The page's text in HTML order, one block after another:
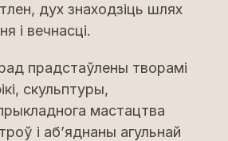
дух знаходзіць шлях
і вечнасці.
прадстаўлены творамі
скульптуры,
мастацтва
і аб’яднаны агульнай